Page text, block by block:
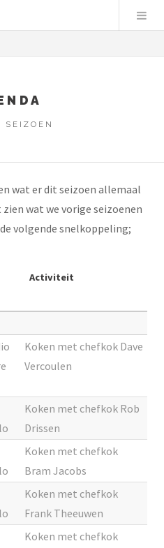
SEIZOEN
wat er dit seizoen allemaal
wat we vorige seizoenen
volgende snelkoppeling;
Activiteit
Koken met chefkok Dave
Vercoulen
Koken met chefkok Rob
Drissen
Koken met chefkok
Bram Jacobs
Koken met chefkok
Frank Theeuwen
Koken met chefkok